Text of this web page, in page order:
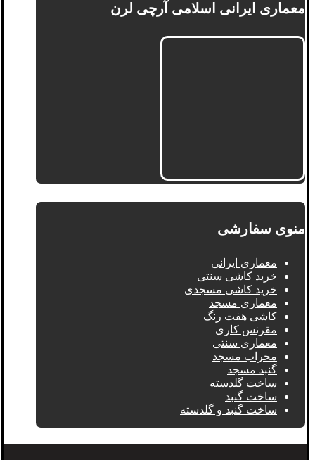
معماری ایرانی اسلامی آرچی لرن
منوی سفارشی
معماری ایرانی
خرید کاشی سنتی
خرید کاشی مسجدی
معماری مسجد
کاشی هفت رنگ
مقرنس کاری
معماری سنتی
محراب مسجد
گنبد مسجد
ساخت گلدسته
ساخت گنبد
ساخت گنبد و گلدسته